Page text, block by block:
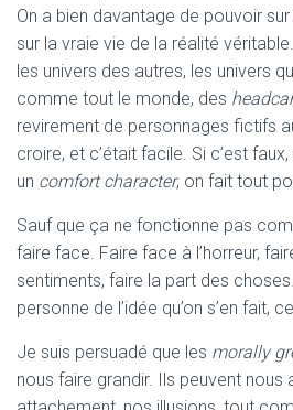
On a bien davantage de pouvoir
sur la vraie vie de la réalité
les univers des autres, les univers
comme tout le monde, des
revirement de personnages fictifs
croire, et c’était facile. Si c’est
un comfort character, on fait tout
Sauf que ça ne fonctionne pas
faire face. Faire face à l’horreur,
sentiments, faire la part des
personne de l’idée qu’on s’en fait,
Je suis persuadé que les morally
nous faire grandir. Ils peuvent nous